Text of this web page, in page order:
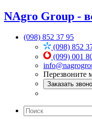
NAgro Group -
(098) 852 37 95
(098) 852
(099) 001
Перезвоните
Заказать